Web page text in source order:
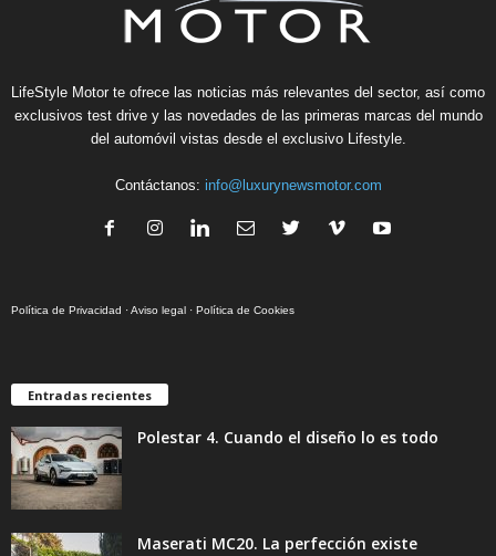
LifeStyle Motor te ofrece las noticias más relevantes del sector, así como
exclusivos test drive y las novedades de las primeras marcas del mundo
del automóvil vistas desde el exclusivo Lifestyle.
Contáctanos: info@luxurynewsmotor.com
Política de Privacidad ·Aviso legal · Política de Cookies
Entradas recientes
Polestar 4. Cuando el diseño lo es todo
Maserati MC20. La perfección existe